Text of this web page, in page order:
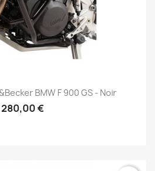
BMW F 900 GS - Noir
280,00 €